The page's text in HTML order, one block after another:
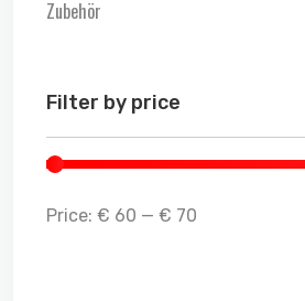
Zubehör
Filter by price
Price: € 60 — € 70